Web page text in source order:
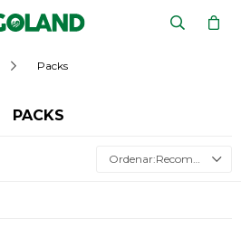
Packs
PACKS
Recomendados